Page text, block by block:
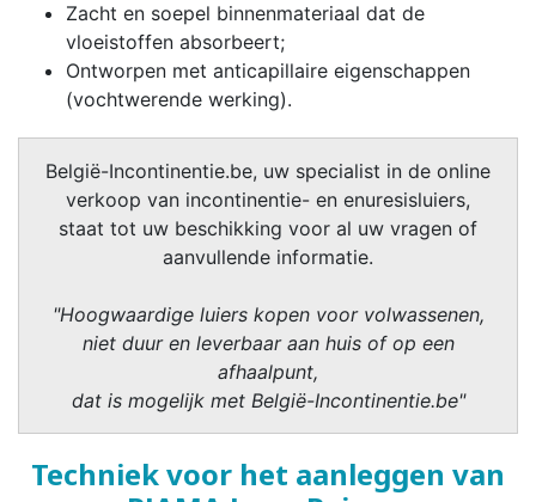
Zacht en soepel binnenmateriaal dat de
vloeistoffen absorbeert;
Ontworpen met anticapillaire eigenschappen
(vochtwerende werking).
België-Incontinentie.be, uw specialist in de online
verkoop van incontinentie- en enuresisluiers,
staat tot uw beschikking voor al uw vragen of
aanvullende informatie.
"Hoogwaardige luiers kopen voor volwassenen,
niet duur en leverbaar aan huis of op een
afhaalpunt,
dat is mogelijk met België-Incontinentie.be"
Techniek voor het aanleggen van